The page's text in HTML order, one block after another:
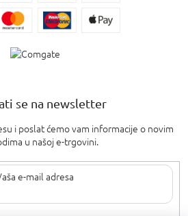
se na newsletter
i poslat ćemo vam informacije o novim
u našoj e-trgovini.